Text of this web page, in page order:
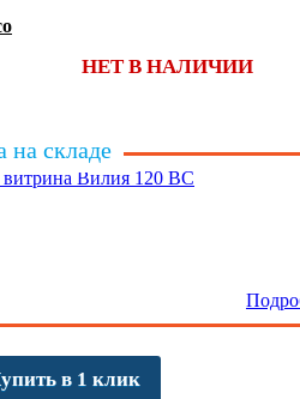
НЕТ В НАЛИЧИИ
на складе
витрина Вилия 120 ВС
в 1 клик